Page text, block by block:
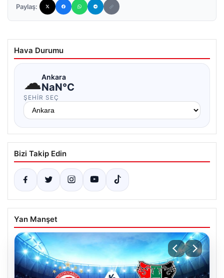
Paylaş:
Hava Durumu
☁Ankara
NaN°C
ŞEHIR SEÇ
Bizi Takip Edin
Yan Manşet